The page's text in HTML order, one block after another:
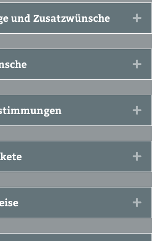
und Zusatzwünsche